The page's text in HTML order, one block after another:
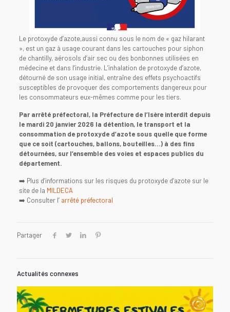
Le protoxyde d’azote,aussi connu sous le nom de « gaz hilarant
», est un gaz à usage courant dans les cartouches pour siphon
de chantilly, aérosols d’air sec ou des bonbonnes utilisées en
médecine et dans l’industrie. L’inhalation de protoxyde d’azote,
détourné de son usage initial, entraîne des effets psychoactifs
susceptibles de provoquer des comportements dangereux pour
les consommateurs eux-mêmes comme pour les tiers.
Par arrêté préfectoral, la Préfecture de l’Isère interdit depuis
le mardi 20 janvier 2026 la détention, le transport et la
consommation de protoxyde d’azote sous quelle que forme
que ce soit (cartouches, ballons, bouteilles…) à des fins
détournées, sur l’ensemble des voies et espaces publics du
département.
➡️ Plus d’informations sur les risques du protoxyde d’azote sur le
site de la MILDECA
➡️ Consulter l’ arrêté préfectoral
Partager
Actualités connexes